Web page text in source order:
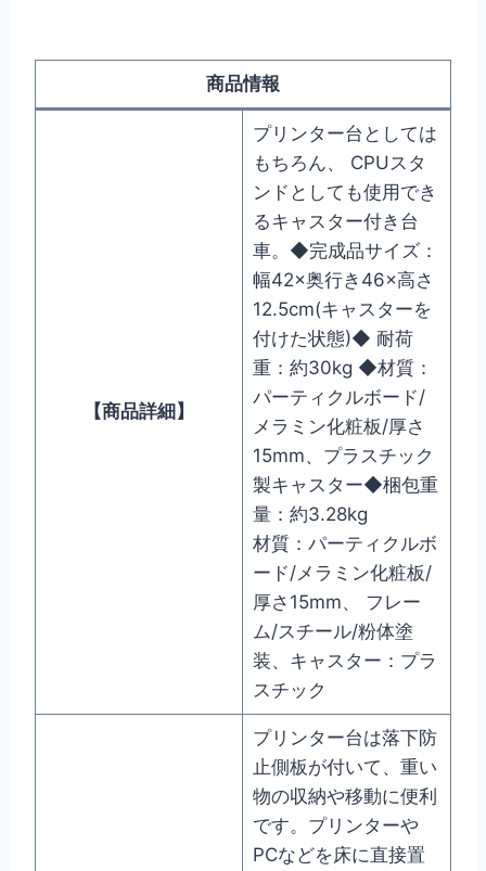
商品情報
【商品詳細】
プリンター台としては
もちろん、 CPUスタ
ンドとしても使用でき
るキャスター付き台
車。◆完成品サイズ：
幅42×奥行き46×高さ
12.5cm(キャスターを
付けた状態)◆ 耐荷
重：約30kg ◆材質：
パーティクルボード/
メラミン化粧板/厚さ
15mm、プラスチック
製キャスター◆梱包重
量：約3.28kg
材質：パーティクルボ
ード/メラミン化粧板/
厚さ15mm、 フレー
ム/スチール/粉体塗
装、キャスター：プラ
スチック
プリンター台は落下防
止側板が付いて、重い
物の収納や移動に便利
です。プリンターや
PCなどを床に直接置